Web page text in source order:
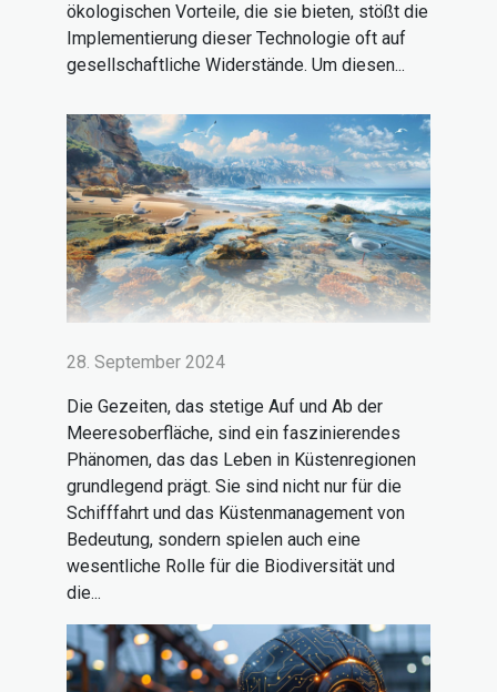
ökologischen Vorteile, die sie bieten, stößt die
Implementierung dieser Technologie oft auf
gesellschaftliche Widerstände. Um diesen...
28. September 2024
Die Gezeiten, das stetige Auf und Ab der
Meeresoberfläche, sind ein faszinierendes
Phänomen, das das Leben in Küstenregionen
grundlegend prägt. Sie sind nicht nur für die
Schifffahrt und das Küstenmanagement von
Bedeutung, sondern spielen auch eine
wesentliche Rolle für die Biodiversität und
die...